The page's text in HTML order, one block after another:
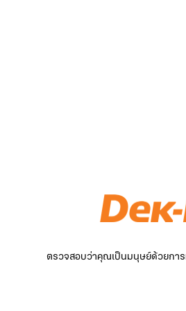
ตรวจสอบว่าคุณเป็นมนุษย์ด้วยการ